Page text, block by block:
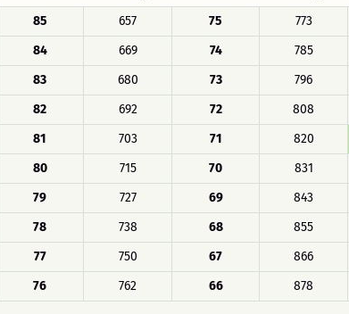
85 657 75 773
84 669 74 785
83 680 73 796
82 692 72 808
81 703 71 820
80 715 70 831
79 727 69 843
78 738 68 855
77 750 67 866
76 762 66 878